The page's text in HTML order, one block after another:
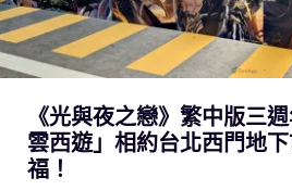
《光與夜之戀》繁中版三
雲西遊」相約台北西門地
福！